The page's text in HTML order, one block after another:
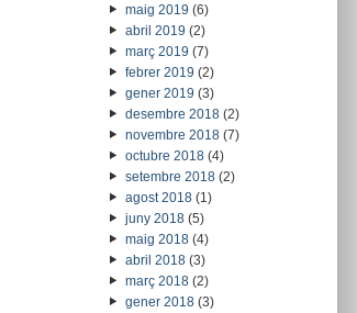
maig 2019 (6)
abril 2019 (2)
març 2019 (7)
febrer 2019 (2)
gener 2019 (3)
desembre 2018(2)
novembre 2018(7)
octubre 2018(4)
setembre 2018(2)
agost 2018(1)
juny 2018(5)
maig 2018(4)
abril 2018(3)
març 2018(2)
gener 2018(3)